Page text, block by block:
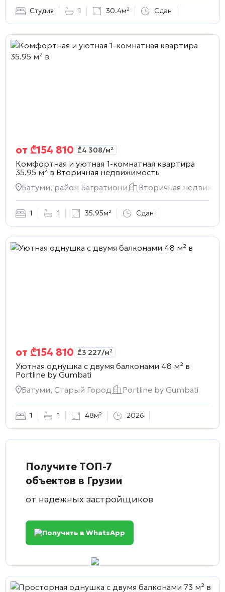
Студия 1 30.4м² Сдан
от ₾154 810 ₾4 308/м²
Комфортная и уютная 1-комнатная квартира
35.95 м² в Вторичная недвижимость
Батуми, район Багратиони
Вторичная
1 1 35.95м² Сдан
от ₾154 810 ₾3 227/м²
Уютная однушка с двумя балконами 48 м² в
Portline by Gumbati
Батуми, Старый Город
Portline by Gumbati
1 1 48м² 2026
Получите ТОП-7
объектов в Грузии
от надежных застройщиков
Получить в WhatsApp